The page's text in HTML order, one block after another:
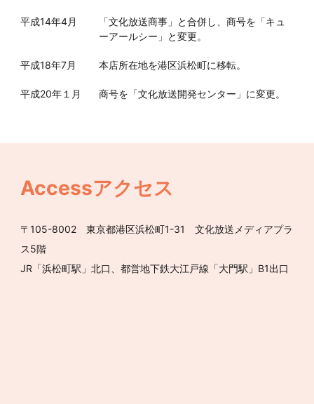
平成14年4月
「文化放送商事」と合併し、商号を「キュ
ーアールシー」と変更。
平成18年7月 本店所在地を港区浜松町に移転。
平成20年１月 商号を「文化放送開発センター」に変更。
Accessアクセス
〒105-8002 東京都港区浜松町1-31 文化放送メディアプラ
ス5階
JR「浜松町駅」北口、都営地下鉄大江戸線「大門駅」B1出口